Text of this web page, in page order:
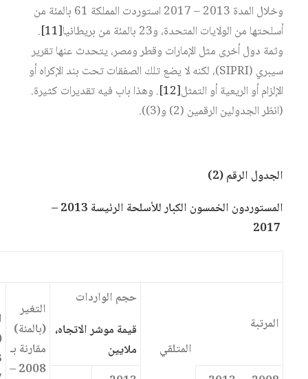
وخلال المدة 2013 – 2017 استوردت المملكة 61 بالمئة من
أسلحتها من الولايات المتحدة، و23 بالمئة من بريطانيا‏
[11]
.
وثمة دول أخرى مثل الإمارات وقطر ومصر، يتحدث عنها تقرير
سيبري (SIPRI)، لكنه لا يضع تلك الصفقات تحت بند الإكراه أو
الإلزام أو الريعية أو التمثل‏[12]
. وهذا باب فيه تقديرات كثيرة.
(انظر الجدولين الرقمين (2) و(3)).
الجدول الرقم (2)
المستوردون الخمسون الكبار للأسلحة الرئيسة 2013 –
المرتبة
المتلقي
حجم الواردات
قيمة موشر الاتجاه،
ملايين
التغير
(بالمئة)
مقارنة بـ
2008 –